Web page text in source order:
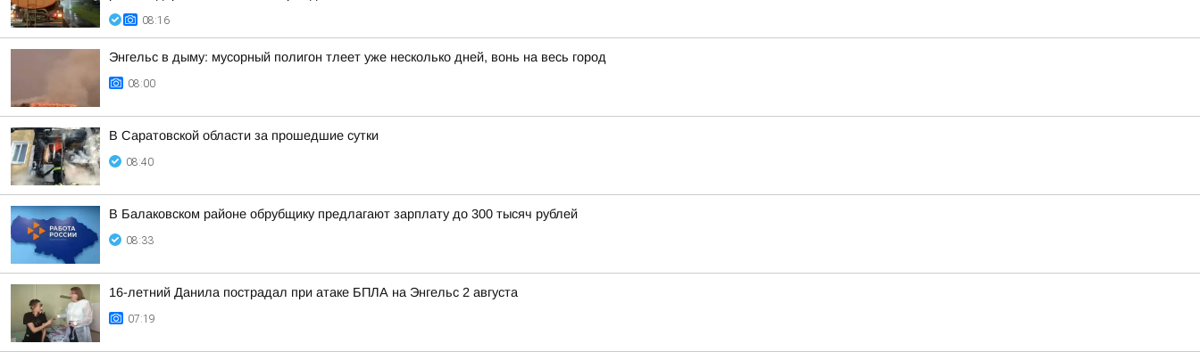
08:16
Энгельс в дыму: мусорный полигон тлеет уже несколько дней, вонь на весь город
08:00
В Саратовской области за прошедшие сутки
08:40
В Балаковском районе обрубщику предлагают зарплату до 300 тысяч рублей
08:33
16-летний Данила пострадал при атаке БПЛА на Энгельс 2 августа
07:19